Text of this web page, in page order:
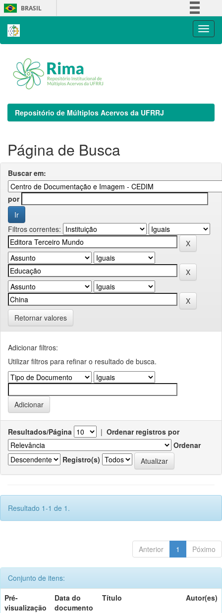
Skip
navigation
BRASIL
Repositório de Múltiplos Acervos da UFRRJ
Página de Busca
Buscar em:
por
Filtros correntes:
Retornar valores
Adicionar filtros:
Utilizar filtros para refinar o resultado de busca.
Resultados/Página | Ordenar registros por
Ordenar
Registro(s)
Resultado 1-1 de 1.
Anterior 1 Póximo
Conjunto de itens:
Pré-
visualização
Data do
documento
Título Autor(es)